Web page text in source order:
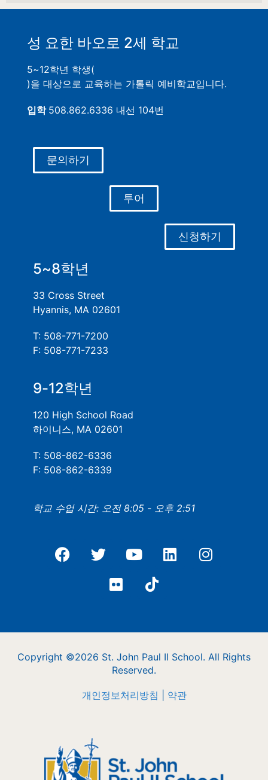
성 요한 바오로 2세 학교
5~12학년 학생(
)을 대상으로 교육하는 가톨릭 예비학교입니다.
입학 508.862.6336 내선 104번
문의하기
투어
신청하기
5~8학년
33 Cross Street
Hyannis, MA 02601
T: 508-771-7200
F: 508-771-7233
9-12학년
120 High School Road
하이니스, MA 02601
T: 508-862-6336
F: 508-862-6339
학교 수업 시간: 오전 8:05 - 오후 2:51
Copyright ©2026 St. John Paul II School. All Rights
Reserved.
개인정보처리방침 약관